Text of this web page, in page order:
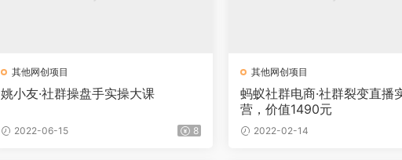
其他网创项目
姚小友·社群操盘手实操大课
2022-06-15 8
其他网创项目
蚂蚁社群电商·社群裂变直播
营，价值1490元
2022-02-14